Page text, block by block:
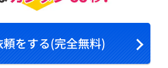
をする(完全無料)